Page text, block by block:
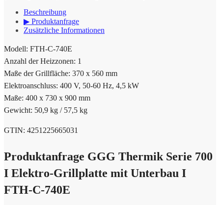
Beschreibung
▶ Produktanfrage
Zusätzliche Informationen
Modell: FTH-C-740E
Anzahl der Heizzonen: 1
Maße der Grillfläche: 370 x 560 mm
Elektroanschluss: 400 V, 50-60 Hz, 4,5 kW
Maße: 400 x 730 x 900 mm
Gewicht: 50,9 kg / 57,5 kg
GTIN: 4251225665031
Produktanfrage GGG Thermik Serie 700
I Elektro-Grillplatte mit Unterbau I
FTH-C-740E